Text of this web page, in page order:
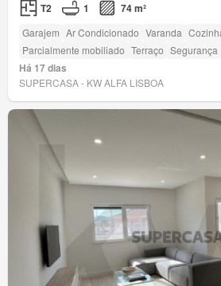
T2 1 74 m²
Garajem Ar Condicionado Varanda
Parcialmente mobiliado Terraço Segurança
Há 17 dias
SUPERCASA - KW ALFA LISBOA